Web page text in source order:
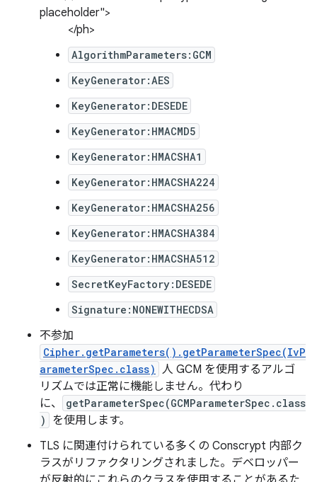
placeholder">
</ph>
AlgorithmParameters:GCM
KeyGenerator:AES
KeyGenerator:DESEDE
KeyGenerator:HMACMD5
KeyGenerator:HMACSHA1
KeyGenerator:HMACSHA224
KeyGenerator:HMACSHA256
KeyGenerator:HMACSHA384
KeyGenerator:HMACSHA512
SecretKeyFactory:DESEDE
Signature:NONEWITHECDSA
不参加
Cipher.getParameters().getParameterSpec(IvP
arameterSpec.class) 人 GCM を使用するアルゴ
リズムでは正常に機能しません。代わり
に、
getParameterSpec(GCMParameterSpec.class
)
を使用します。
TLS に関連付けられている多くの Conscrypt 内部ク
ラスがリファクタリングされました。デベロッパー